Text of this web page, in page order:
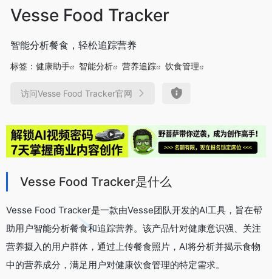
Vesse Food Tracker
智能分析餐食，轻松追踪营养
标签： 健康助手 智能分析 营养追踪 饮食管理
访问Vesse Food Tracker官网
Vesse Food Tracker是什么
Vesse Food Tracker是一款由Vesse团队开发的AI工具，旨在帮
助用户智能分析餐食和追踪营养。该产品针对健康意识强、关注
营养摄入的用户群体，通过上传餐食照片，AI将分析并揭示食物
中的营养成分，满足用户对健康饮食管理的特定需求。